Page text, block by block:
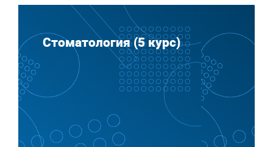
Стоматология (5 курс)